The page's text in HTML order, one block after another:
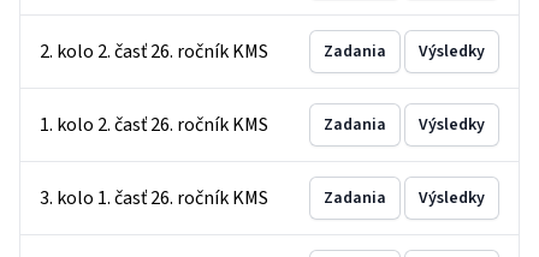
2. kolo 2. časť 26. ročník KMS Zadania Výsledky
1. kolo 2. časť 26. ročník KMS Zadania Výsledky
3. kolo 1. časť 26. ročník KMS Zadania Výsledky